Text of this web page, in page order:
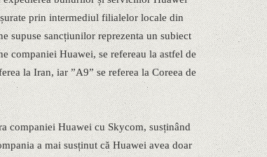
prin intermediul filialelor locale din
supuse sancțiunilor reprezenta un subiect
companiei Huawei, se refereau la astfel de
la Iran, iar ”A9” se referea la Coreea de
companiei Huawei cu Skycom, susținând
a mai susținut că Huawei avea doar